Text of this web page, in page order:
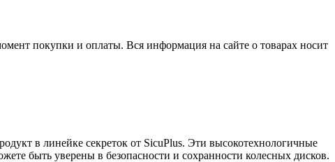
покупки и оплаты. Вся информация на сайте о товарах носит
в линейке секреток от SicuPlus. Эти высокотехнологичные
быть уверены в безопасности и сохранности колесных дисков.